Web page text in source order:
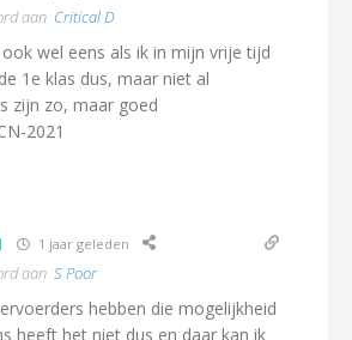
aan Critical D
ook wel eens als ik in mijn vrije tijd
1e klas dus, maar niet al
zijn zo, maar goed
2021
1 jaar geleden
aan S Poor
hebben die mogelijkheid
heeft het niet dus en daar kan ik